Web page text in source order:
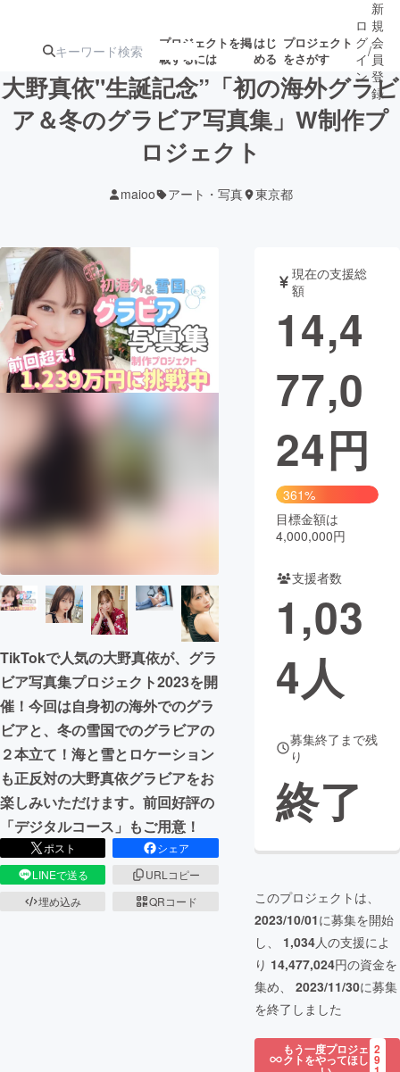
プロジェクトを掲
載するには
はじ
める
プロジェクト
をさがす
注目の新着プロ募集終了が近いプ
テクノロジー・ガジェット
映像・映画 書籍・雑誌
ビジネス・起業 チャレンジ
まちづくり・地域活性化
CAMPFIRE Creation
CAMPFIREふるさと納税
コミュニティ
ロ
グ
イ
ン
/
新
規
会
員
登
録
大野真依"生誕記念”「初の海外グラビ
ア＆冬のグラビア写真集」W制作プ
ロジェクト
maioo アート・写真 東京都
TikTokで人気の大野真依が、グラ
ビア写真集プロジェクト2023を開
催！今回は自身初の海外でのグラ
ビアと、冬の雪国でのグラビアの
２本立て！海と雪とロケーション
も正反対の大野真依グラビアをお
楽しみいただけます。前回好評の
「デジタルコース」もご用意！
ポスト
シェア
LINEで送る
URLコピー
埋め込み
QRコード
現在の支援総
額
14,4
77,0
24円
361%
目標金額は
4,000,000円
支援者数
1,03
4人
募集終了まで残
り
終了
このプロジェクトは、
2023/10/01に募集を開始
し、 1,034人の支援によ
り 14,477,024円の資金を
集め、 2023/11/30に募集
を終了しました
もう一度プロジェ
クトをやってほし
2
9